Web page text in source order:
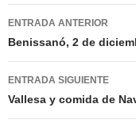
Navegación
de
entradas
ENTRADA ANTERIOR
Benissanó, 2 de
ENTRADA SIGUIENTE
Vallesa y comida de